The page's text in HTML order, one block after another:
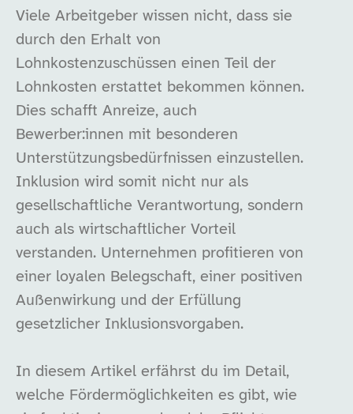
Viele Arbeitgeber wissen nicht, dass sie
durch den Erhalt von
Lohnkostenzuschüssen einen Teil der
Lohnkosten erstattet bekommen können.
Dies schafft Anreize, auch
Bewerber:innen mit besonderen
Unterstützungsbedürfnissen einzustellen.
Inklusion wird somit nicht nur als
gesellschaftliche Verantwortung, sondern
auch als wirtschaftlicher Vorteil
verstanden. Unternehmen profitieren von
einer loyalen Belegschaft, einer positiven
Außenwirkung und der Erfüllung
gesetzlicher Inklusionsvorgaben.
In diesem Artikel erfährst du im Detail,
welche Fördermöglichkeiten es gibt, wie